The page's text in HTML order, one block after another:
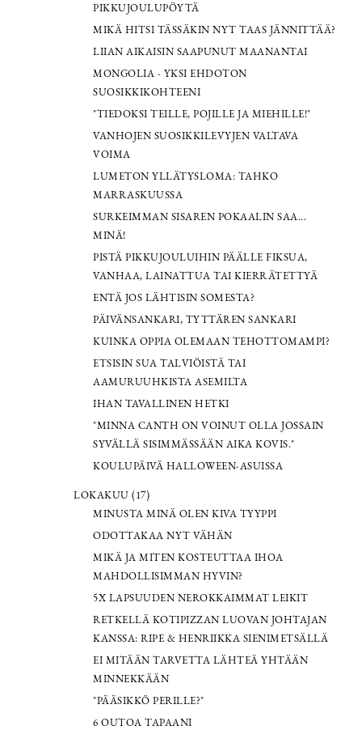
PIKKUJOULUPÖYTÄ
MIKÄ HITSI TÄSSÄKIN NYT TAAS JÄNNITTÄÄ?
LIIAN AIKAISIN SAAPUNUT MAANANTAI
MONGOLIA - YKSI EHDOTON
SUOSIKKIKOHTEENI
"TIEDOKSI TEILLE, POJILLE JA MIEHILLE!"
VANHOJEN SUOSIKKILEVYJEN VALTAVA
VOIMA
LUMETON YLLÄTYSLOMA: TAHKO
MARRASKUUSSA
SURKEIMMAN SISAREN POKAALIN SAA...
MINÄ!
PISTÄ PIKKUJOULUIHIN PÄÄLLE FIKSUA,
VANHAA, LAINATTUA TAI KIERRÄTETTYÄ
ENTÄ JOS LÄHTISIN SOMESTA?
PÄIVÄNSANKARI, TYTTÄREN SANKARI
KUINKA OPPIA OLEMAAN TEHOTTOMAMPI?
ETSISIN SUA TALVIÖISTÄ TAI
AAMURUUHKISTA ASEMILTA
IHAN TAVALLINEN HETKI
"MINNA CANTH ON VOINUT OLLA JOSSAIN
SYVÄLLÄ SISIMMÄSSÄÄN AIKA KOVIS."
KOULUPÄIVÄ HALLOWEEN-ASUISSA
LOKAKUU (17)
MINUSTA MINÄ OLEN KIVA TYYPPI
ODOTTAKAA NYT VÄHÄN
MIKÄ JA MITEN KOSTEUTTAA IHOA
MAHDOLLISIMMAN HYVIN?
5X LAPSUUDEN NEROKKAIMMAT LEIKIT
RETKELLÄ KOTIPIZZAN LUOVAN JOHTAJAN
KANSSA: RIPE & HENRIIKKA SIENIMETSÄLLÄ
EI MITÄÄN TARVETTA LÄHTEÄ YHTÄÄN
MINNEKKÄÄN
"PÄÄSIKKÖ PERILLE?"
6 OUTOA TAPAANI